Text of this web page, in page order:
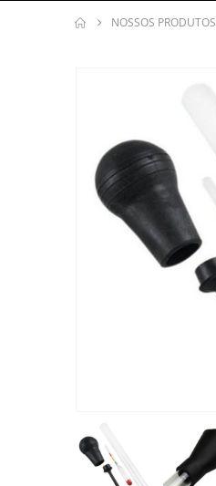
NOSSOS PRODUTOS